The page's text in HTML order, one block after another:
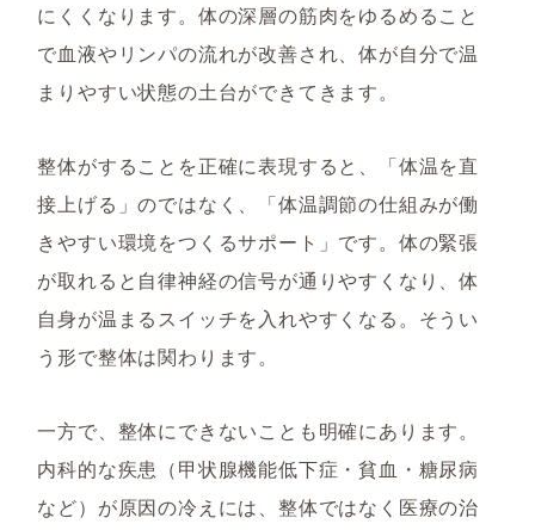
にくくなります。体の深層の筋肉をゆるめること
で血液やリンパの流れが改善され、体が自分で温
まりやすい状態の土台ができてきます。
整体がすることを正確に表現すると、「体温を直
接上げる」のではなく、「体温調節の仕組みが働
きやすい環境をつくるサポート」です。体の緊張
が取れると自律神経の信号が通りやすくなり、体
自身が温まるスイッチを入れやすくなる。そうい
う形で整体は関わります。
一方で、整体にできないことも明確にあります。
内科的な疾患（甲状腺機能低下症・貧血・糖尿病
など）が原因の冷えには、整体ではなく医療の治